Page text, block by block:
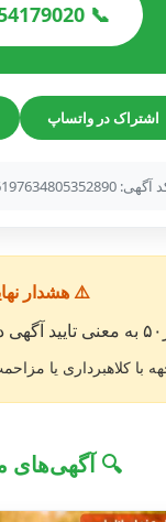
📞 09354179020
اشتراک در واتساپ
⚠️ هشدار
با کلاهبرداری یا
🔍 آگهی‌های